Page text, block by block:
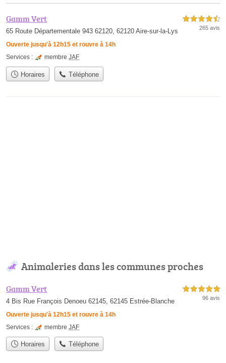
Gamm Vert
65 Route Départementale 943 62120, 62120 Aire-sur-la-Lys
Ouverte jusqu'à 12h15 et rouvre à 14h
4,5 étoiles sur 5
265 avis
Services : membre JAF
Horaires Téléphone
Animaleries dans les communes proches
Gamm Vert
4 Bis Rue François Denoeu 62145, 62145 Estrée-Blanche
Ouverte jusqu'à 12h15 et rouvre à 14h
5,0 étoiles sur 5
96 avis
Services : membre JAF
Horaires Téléphone